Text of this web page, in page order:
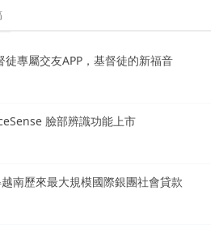
徒專屬交友APP，基督徒的新福音
臉部辨識功能上市
南歷來最大規模國際銀團社會貸款